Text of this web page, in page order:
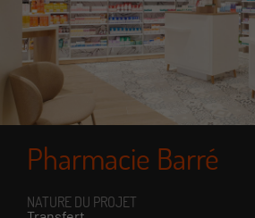
Pharmacie Barré
NATURE DU PROJET